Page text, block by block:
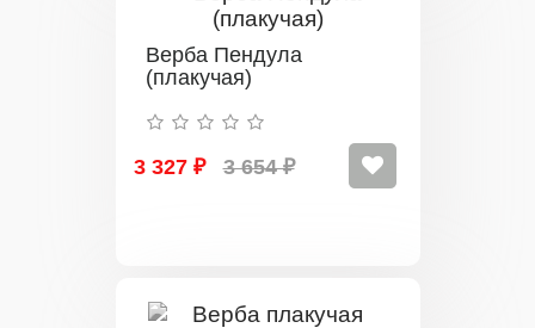
Верба Пендула
(плакучая)
3 327 ₽ 3 654 ₽